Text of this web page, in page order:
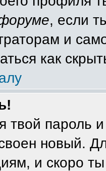
, если
и
как
твой пароль
новый.
и скоро